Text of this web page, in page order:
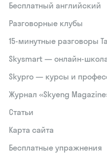
Бесплатный английский
Разговорные клубы
15‑минутные разговоры
Skysmart — онлайн-
Skypro — курсы и
Журнал «Skyeng
Статьи
Карта сайта
Бесплатные упражнения